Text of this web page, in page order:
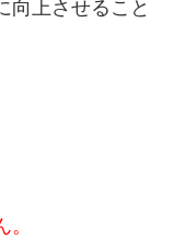
向上させること